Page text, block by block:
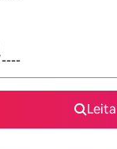
Leita